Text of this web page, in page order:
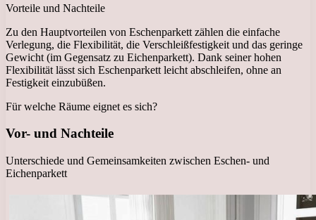
Vorteile und Nachteile
Zu den Hauptvorteilen von Eschenparkett zählen die einfache
Verlegung, die Flexibilität, die Verschleißfestigkeit und das geringe
Gewicht (im Gegensatz zu Eichenparkett). Dank seiner hohen
Flexibilität lässt sich Eschenparkett leicht abschleifen, ohne an
Festigkeit einzubüßen.
Für welche Räume eignet es sich?
Vor- und Nachteile
Unterschiede und Gemeinsamkeiten zwischen Eschen- und
Eichenparkett